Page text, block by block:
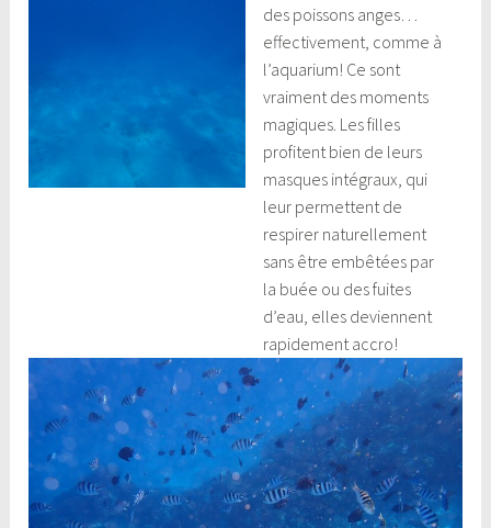
des poissons anges…
effectivement, comme à
l’aquarium! Ce sont
vraiment des moments
magiques. Les filles
profitent bien de leurs
masques intégraux, qui
leur permettent de
respirer naturellement
sans être embêtées par
la buée ou des fuites
d’eau, elles deviennent
rapidement accro!